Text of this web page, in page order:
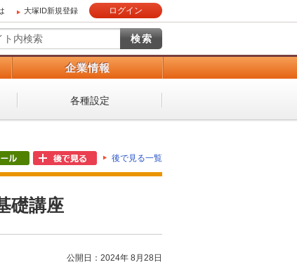
大塚ID新規登録 ログイン
企業情報
各種設定
後で見る一覧
礎講座
公開日：2024年 8月28日